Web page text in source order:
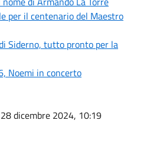
per il centenario del Maestro
Siderno, tutto pronto per la
Noemi in concerto
dicembre 2024, 10:19